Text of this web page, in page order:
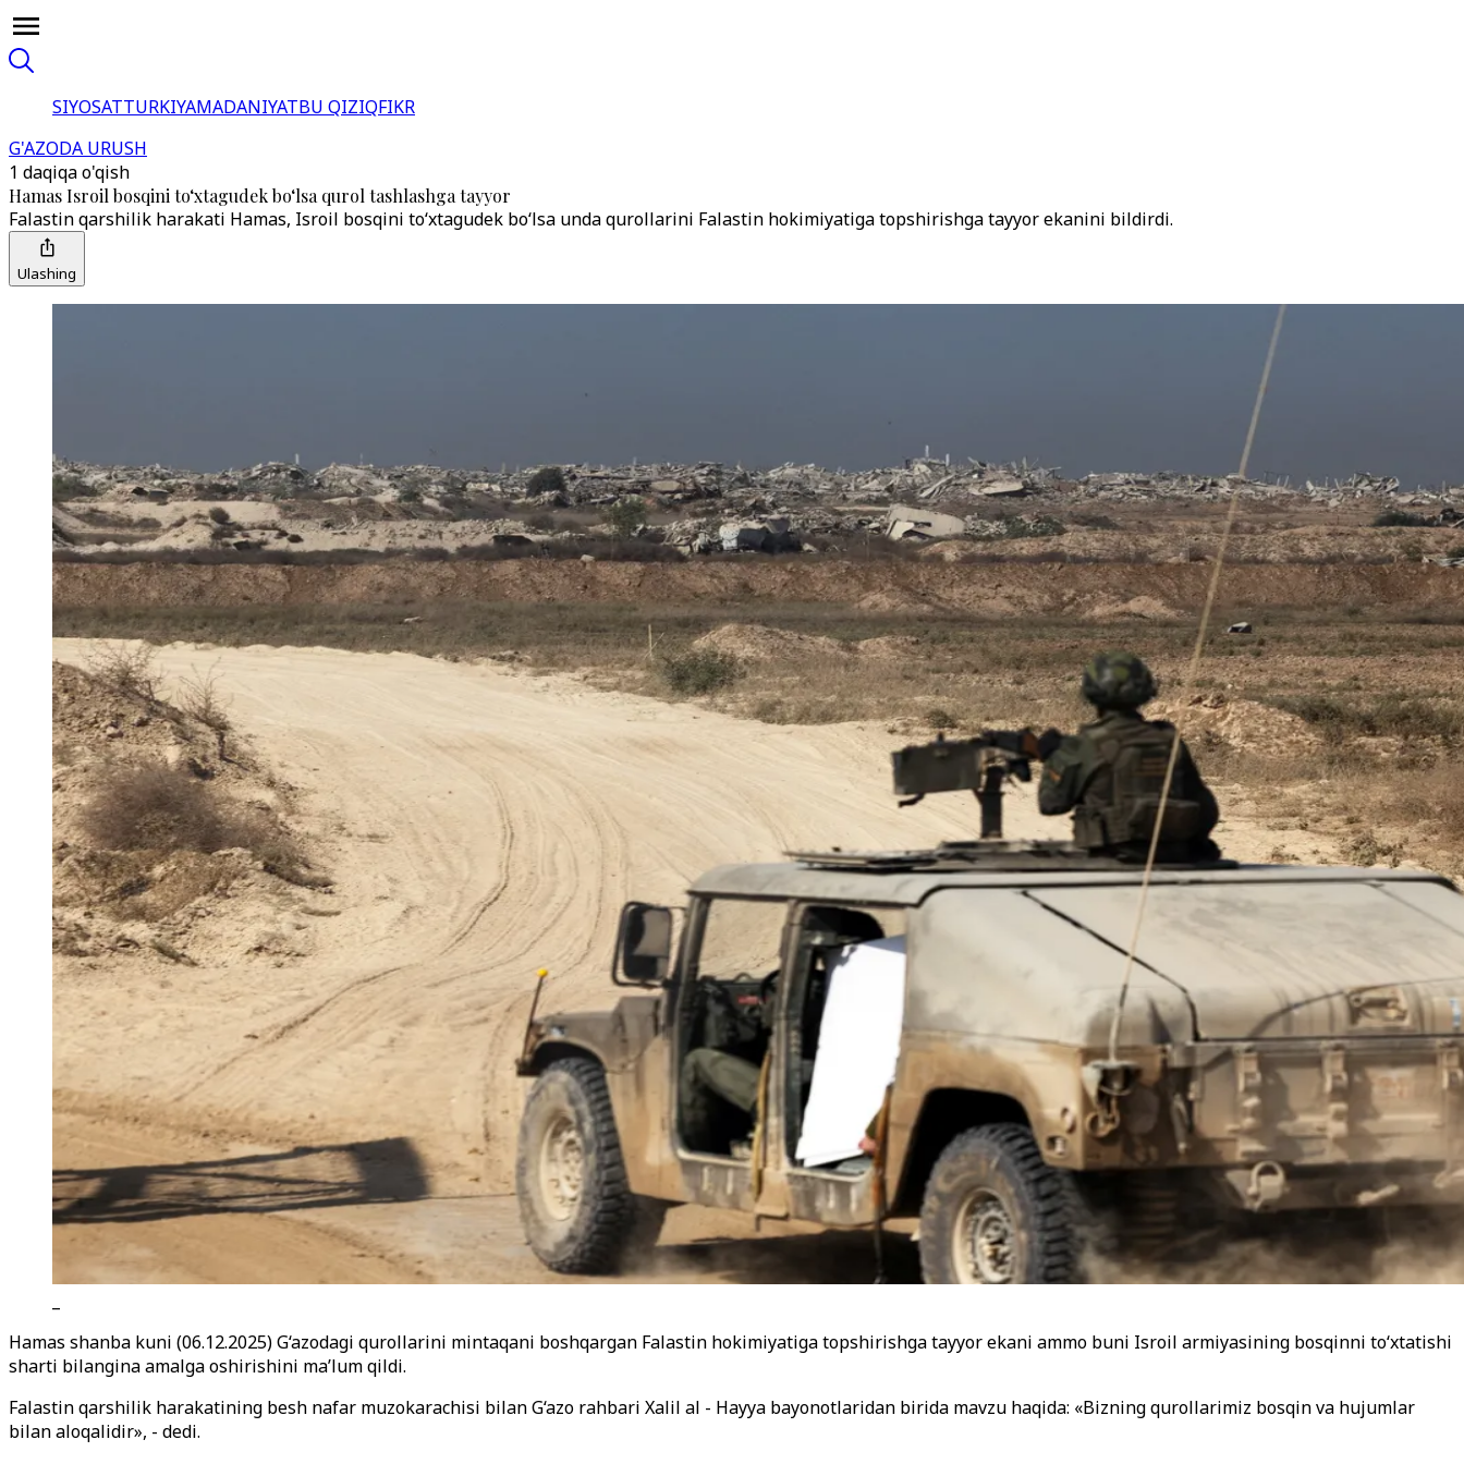
SIYOSATTURKIYAMADANIYATBU QIZIQFIKR
G'AZODA URUSH
1 daqiqa o'qish
Hamas Isroil bosqini to‘xtagudek bo‘lsa qurol tashlashga tayyor
Falastin qarshilik harakati Hamas, Isroil bosqini to‘xtagudek bo‘lsa unda qurollarini Falastin hokimiyatiga topshirishga tayyor ekanini bildirdi.
Ulashing
Hamas shanba kuni (06.12.2025) G‘azodagi qurollarini mintaqani boshqargan Falastin hokimiyatiga topshirishga tayyor ekani ammo buni Isroil armiyasining bosqinni to‘xtatishi
sharti bilangina amalga oshirishini ma’lum qildi.
Falastin qarshilik harakatining besh nafar muzokarachisi bilan G‘azo rahbari Xalil al - Hayya bayonotlaridan birida mavzu haqida: «Bizning qurollarimiz bosqin va hujumlar
bilan aloqalidir», - dedi.